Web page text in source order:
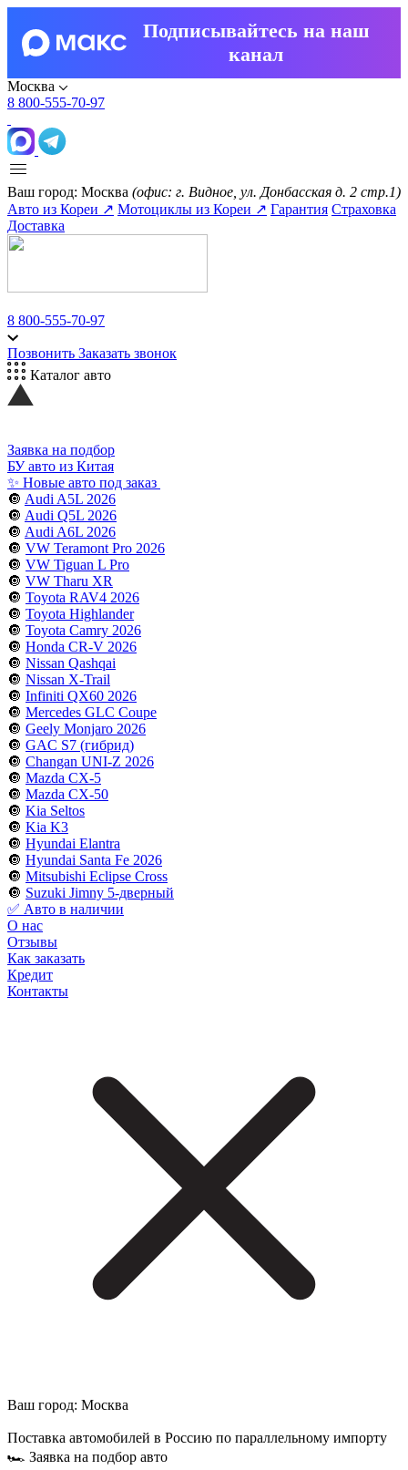
Подписывайтесь на наш
канал
Москва
8 800-555-70-97
Ваш город: Москва (офис: г. Видное, ул. Донбасская д. 2 стр.1)
Авто из Кореи ↗ Мотоциклы из Кореи ↗ Гарантия Страховка
Доставка
8 800-555-70-97
Позвонить Заказать звонок
Каталог авто
Заявка на подбор
БУ авто из Китая
✨ Новые авто под заказ
🔘 Audi A5L 2026
🔘 Audi Q5L 2026
🔘 Audi A6L 2026
🔘 VW Teramont Pro 2026
🔘 VW Tiguan L Pro
🔘 VW Tharu XR
🔘 Toyota RAV4 2026
🔘 Toyota Highlander
🔘 Toyota Camry 2026
🔘 Honda CR-V 2026
🔘 Nissan Qashqai
🔘 Nissan X-Trail
🔘 Infiniti QX60 2026
🔘 Mercedes GLC Coupe
🔘 Geely Monjaro 2026
🔘 GAC S7 (гибрид)
🔘 Changan UNI-Z 2026
🔘 Mazda CX-5
🔘 Mazda CX-50
🔘 Kia Seltos
🔘 Kia K3
🔘 Hyundai Elantra
🔘 Hyundai Santa Fe 2026
🔘 Mitsubishi Eclipse Cross
🔘 Suzuki Jimny 5-дверный
✅ Авто в наличии
О нас
Отзывы
Как заказать
Кредит
Контакты
Ваш город: Москва
Поставка автомобилей в Россию по параллельному импорту
🏎 Заявка на подбор авто